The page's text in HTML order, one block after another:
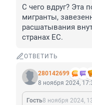
С чего вдруг? Эта
мигранты,
расшатывания
странах ЕС.
ОТВЕТИТЬ
280142699
8 ноября 2024,
Гость8 ноября 2024,